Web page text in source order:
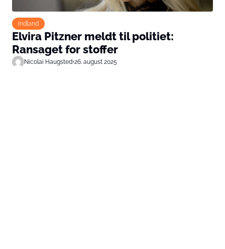
Indland
Elvira Pitzner meldt til politiet:
Ransaget for stoffer
Nicolai Haugsted•26. august 2025